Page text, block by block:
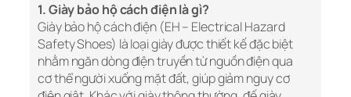
1. Giày bảo hộ cách điện là gì?
Giày bảo hộ cách điện (EH – Electrical Hazard
Safety Shoes) là loại giày được thiết kế đặc biệt
nhằm ngăn dòng điện truyền từ nguồn điện qua
cơ thể người xuống mặt đất, giúp giảm nguy cơ